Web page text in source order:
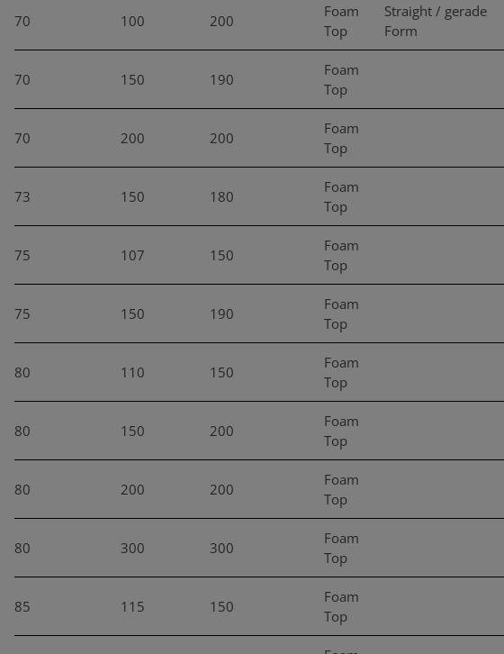
70 100 200
Foam
Top
Straight / gerade
Form
70 150 190
Foam
Top
70 200 200
Foam
Top
73 150 180
Foam
Top
75 107 150
Foam
Top
75 150 190
Foam
Top
80 110 150
Foam
Top
80 150 200
Foam
Top
80 200 200
Foam
Top
80 300 300
Foam
Top
85 115 150
Foam
Top